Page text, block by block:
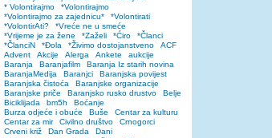
* Volontirajmo
*Volontirajmo
*Volontirajmo za zajednicu*
*Volontirati
*VolontirAti?
*Vreće ne u smeće
*Vrijeme je za žene
*Zaželi *Ćiro
*Članci
*ČlanciN
*Đola *Živimo dostojanstveno
ACF
Advent
Akcije Alerga Ankete
aukcije
Baranja
Baranjafilm
Baranja Iz starih novina
BaranjaMedija
Baranjci
Baranjska povijest
Baranjska čistoća
Baranjske organizacije
Baranjske priče
Baranjsko rusko drustvo
Belje
Biciklijada
bm5h
Boćanje
Burza odjeće i obuće
Buše
Centar za kulturu
Centar za mir
Civilno društvo
Crnogorci
Crveni križ
Dan Grada
Dani